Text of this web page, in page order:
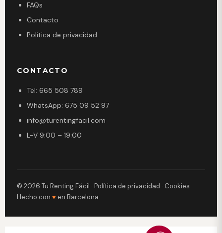
FAQs
Contacto
Política de privacidad
CONTACTO
Tel: 665 508 789
WhatsApp: 675 09 52 97
info@turentingfacil.com
L-V 9:00 – 19:00
© 2026 Tu Renting Fácil · Política de privacidad · Cookies
Hecho con ♥ en Barcelona